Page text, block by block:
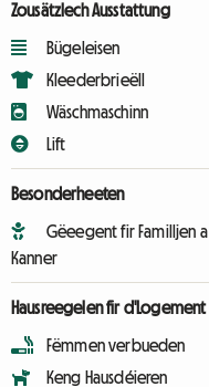
Zousätzlech Ausstattung
Bügeleisen
Kleederbrieëll
Wäschmaschinn
Lift
Besonderheeten
Gëeegent fir Familljen a
Kanner
Hausreegelen fir d'Logement
Fëmmen verbueden
Keng Hausdéieren